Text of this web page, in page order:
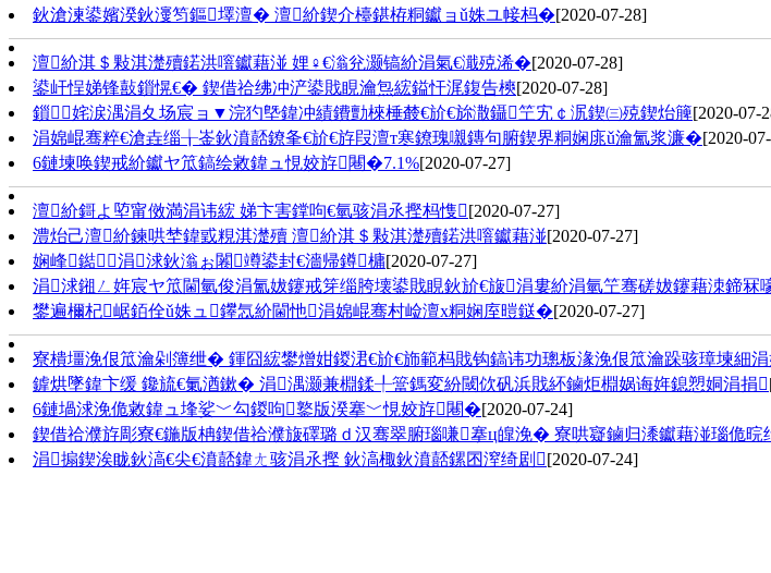
鈥滄湅鍙嬪湀鈥濅笉鏂墿澶� 澶紒鍥介檯鍖栫粡钀ョǔ姝ユ帹杩�[2020-07-28]
澶紒淇＄敤淇濋殰鍩洪噾钀藉湴 娌♀€滃兊灏镐紒涓氣€濈殑浠�[2020-07-28]
鍙屽悜娣锋敼鎻愰€� 鍥借祫绋冲浐鍙戝睍瀹炰綋鎰忓浘鍑告樉[2020-07-28]
鎻姹涙湡涓夊场宸ョ▼浣犳墍鍏冲績鐨勯棶棰樷€斺€旀潵鑷笁宄￠泦鍥㈢殑鍥炲簲[2020-07-
涓婂崐骞粹€滄垚缁╁崟鈥濆嚭鐐夆€斺€斿叚澶т寒鐐瑰嚫鏄句腑鍥界粡娴庣ǔ瀹氳浆濂�[2020-
6鏈堜唤鍥戒紒钀ヤ笟鎬绘敹鍏ュ悓姣斿闀�7.1%[2020-07-27]
澶紒鎶よ埅甯傚満涓讳綋 娣卞害鐣呴€氫骇涓氶摼杩愯[2020-07-27]
澧炲己澶紒鍊哄埜鍏戜粯淇濋殰 澶紒淇＄敤淇濋殰鍩洪噾钀藉湴[2020-07-27]
娴峰鐑涓浗鈥滃ぉ闂竴鍙封€濇帰鐏槦[2020-07-27]
涓浗鎺ㄥ姩宸ヤ笟閫氫俊涓氳妭鑳戒笌缁胯壊鍙戝睍鈥斺€旇涓婁紒涓氫笁骞磋妭鑳藉洓鍗冧
鐢遍檷杞崌銆佺ǔ姝ュ鑻忥紒閫忚涓婂崐骞村崄澶х粡娴庢暟鎹�[2020-07-27]
寮樻壃浼佷笟瀹剁簿绁� 鍕囧綋鐢熷姏鍐涒€斺€斾範杩戝钩鎬讳功璁板湪浼佷笟瀹跺骇璋堜細
鎼烘墜鍏卞缓 鑱旈€氭湭鏉� 涓湡灏兼棩鍒╀簹鎷変紛閾佽矾浜戝紑鏀炬棩娲诲姩鎴愬姛涓捐
6鏈堝浗浼佹敹鍏ュ埄娑﹀勾鍐呴鐜版湀搴﹀悓姣斿闀�[2020-07-24]
鍥借祫濮斿彫寮€鍦版柟鍥借祫濮旇礋璐ｄ汉骞翠腑瑙嗛搴ц皥浼� 寮哄寲鏀归潻钀藉湴瑙佹晥
涓搧鍥涘眬鈥滈€尖€濆嚭鍏ㄤ骇涓氶摼 鈥滈棷鈥濆嚭鏍囨潌绮剧[2020-07-24]